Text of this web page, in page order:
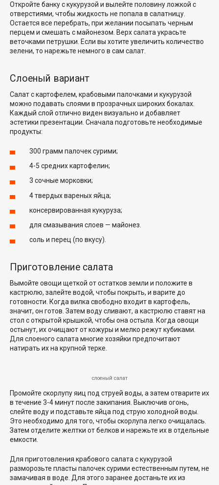
Откройте банку с кукурузой и вылейте половину ложкой с
отверстиями, чтобы жидкость не попала в салатницу.
Остается все перебрать, при желании посыпать черным
перцем и смешать с майонезом. Верх салата украсьте
веточками петрушки. Если вы хотите увеличить количество
зелени, то нарежьте немного в сам салат.
Слоеный вариант
Салат с картофелем, крабовыми палочками и кукурузой
можно подавать слоями в прозрачных широких бокалах.
Каждый слой отлично виден визуально и добавляет
эстетики презентации. Сначала подготовьте необходимые
продукты:
300 грамм палочек сурими;
4-5 средних картофелин;
3 сочные морковки;
4 твердых вареных яйца;
консервированная кукуруза;
для смазывания слоев — майонез.
соль и перец (по вкусу).
Приготовление салата
Вымойте овощи щеткой от остатков земли и положите в
кастрюлю, залейте водой, чтобы покрыть, и варите до
готовности. Когда вилка свободно входит в картофель,
значит, он готов. Затем воду сливают, а кастрюлю ставят на
стол с открытой крышкой, чтобы она остыла. Когда овощи
остынут, их очищают от кожуры и мелко режут кубиками.
Для слоеного салата многие хозяйки предпочитают
натирать их на крупной терке.
слоеный салат
Промойте скорлупу яиц под струей воды, а затем отварите их
в течение 3-4 минут после закипания. Выключив огонь,
слейте воду и подставьте яйца под струю холодной воды.
Это необходимо для того, чтобы скорлупа легко очищалась.
Затем отделите желтки от белков и нарежьте их в отдельные
емкости.
Для приготовления крабового салата с кукурузой
разморозьте пласты палочек сурими естественным путем, не
замачивая в воде. Для этого заранее достаньте их из